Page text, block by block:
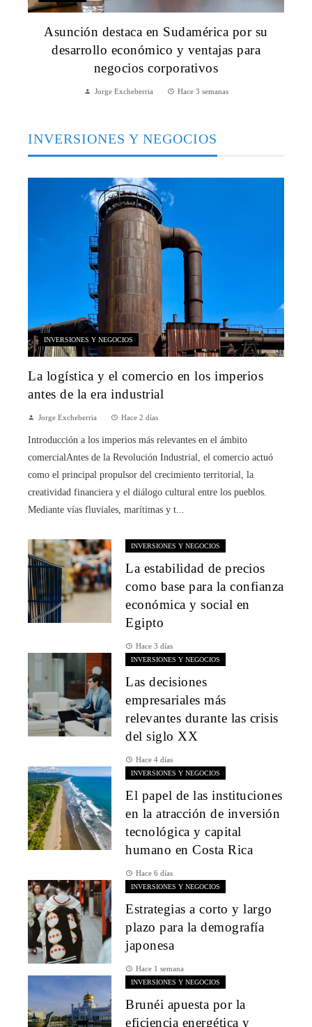
Asunción destaca en Sudamérica por su
desarrollo económico y ventajas para
negocios corporativos
Jorge Excheberria Hace 3 semanas
INVERSIONES Y NEGOCIOS
INVERSIONES Y NEGOCIOS
La logística y el comercio en los imperios
antes de la era industrial
Jorge Excheberria Hace 2 días
Introducción a los imperios más relevantes en el ámbito
comercialAntes de la Revolución Industrial, el comercio actuó
como el principal propulsor del crecimiento territorial, la
creatividad financiera y el diálogo cultural entre los pueblos.
Mediante vías fluviales, marítimas y t...
INVERSIONES Y NEGOCIOS
La estabilidad de precios
como base para la confianza
económica y social en
Egipto
Hace 3 días
INVERSIONES Y NEGOCIOS
Las decisiones
empresariales más
relevantes durante las crisis
del siglo XX
Hace 4 días
INVERSIONES Y NEGOCIOS
El papel de las instituciones
en la atracción de inversión
tecnológica y capital
humano en Costa Rica
Hace 6 días
INVERSIONES Y NEGOCIOS
Estrategias a corto y largo
plazo para la demografía
japonesa
Hace 1 semana
INVERSIONES Y NEGOCIOS
Brunéi apuesta por la
eficiencia energética y